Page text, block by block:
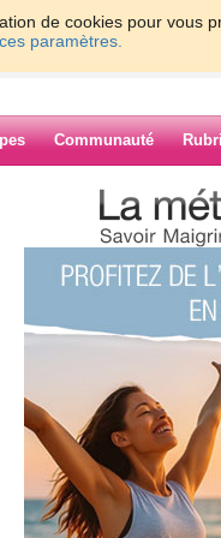
de cookies pour vous
paramètres.
Communauté
51 - 60 61 - 70 71 - 80 81 - 90
91
161 - 170 171 - 176 »
126 127 128 129 130 Suiv. ›